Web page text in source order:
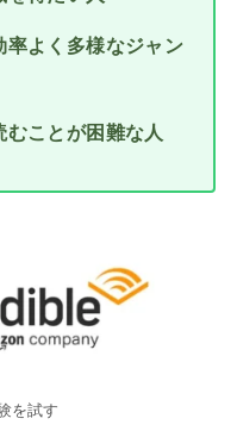
率よく多様なジャン
ことが困難な人
を試す